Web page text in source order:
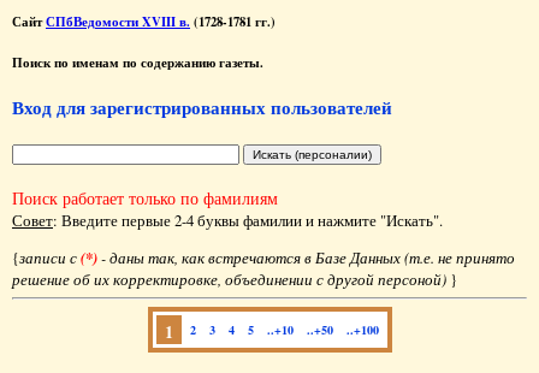
СайтСПбВедомости XVIII в. (1728-1781 гг.)
Поиск по именам по содержанию газеты.
Вход для зарегистрированных пользователей
Поиск работает только по фамилиям
Совет: Введите первые 2-4 буквы фамилии и нажмите "Искать".
{записи с(*)- даны так, как встречаются в Базе Данных (т.е. не принято
решение об их корректировке, объединении с другой персоной) }
1 2 3 4 5 ..+10 ..+50 ..+100